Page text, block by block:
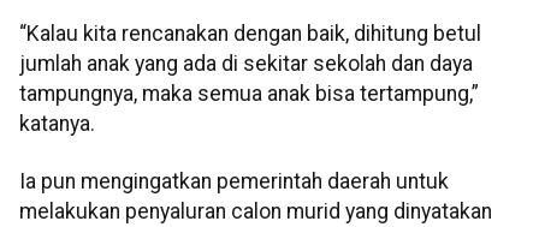
“Kalau kita rencanakan dengan baik, dihitung betul
jumlah anak yang ada di sekitar sekolah dan daya
tampungnya, maka semua anak bisa tertampung,”
katanya.
Ia pun mengingatkan pemerintah daerah untuk
melakukan penyaluran calon murid yang dinyatakan